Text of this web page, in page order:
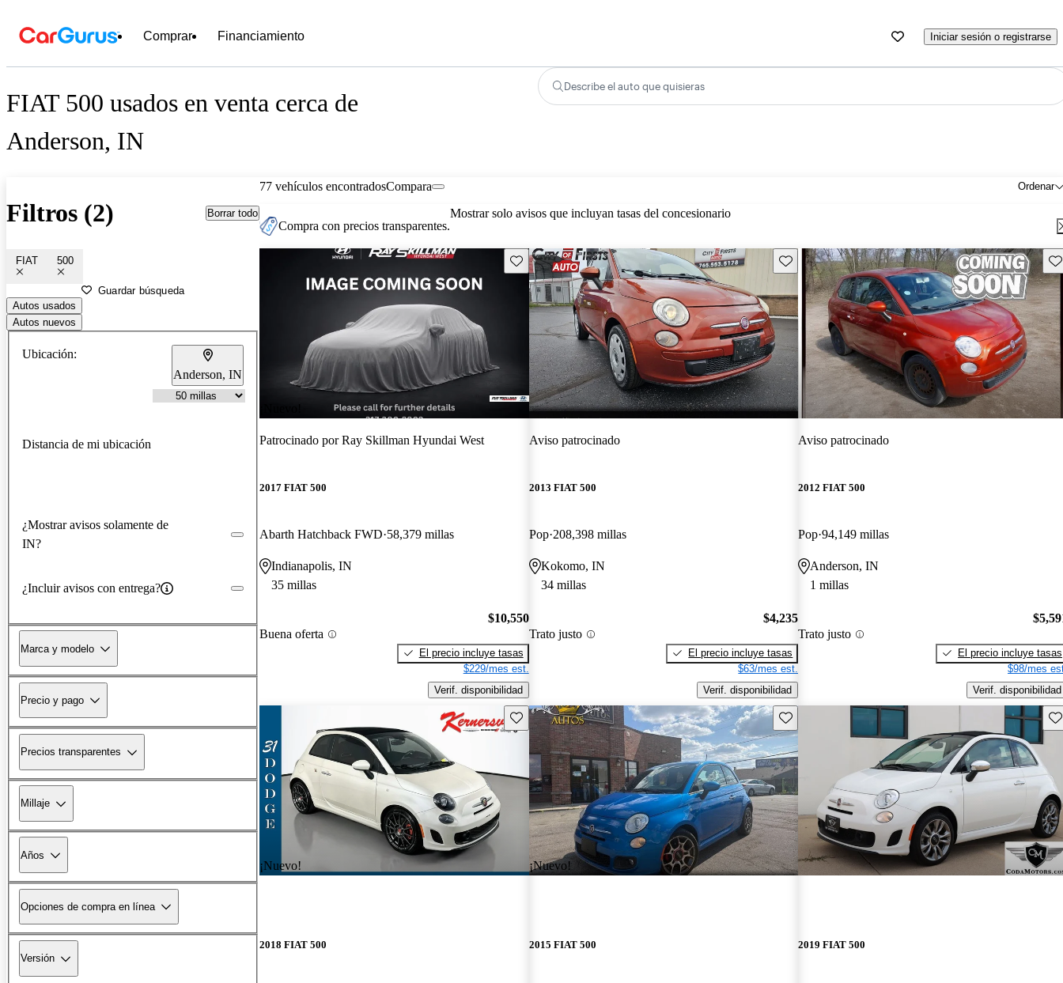
Comprar Financiamiento Iniciar sesión o registrarse
FIAT 500 usados en venta cerca de
Anderson, IN
Describe el auto que quisieras
Filtros (2) Borrar todo
FIAT 500
Guardar búsqueda
Autos usados
Autos nuevos
Ubicación:
Anderson, IN
Distancia de mi ubicación
¿Mostrar avisos solamente de
IN?
¿Incluir avisos con entrega?
Marca y modelo
Precio y pago
Precios transparentes
Millaje
Años
Opciones de compra en línea
Versión
77 vehículos encontrados Ordenar
Compara
Compra con precios transparentes.
Mostrar solo avisos que incluyan tasas del concesionario
Guarda este Aviso
Patrocinado porRay Skillman Hyundai West
2017 FIAT 500
Abarth Hatchback FWD 58,379 millas
Indianapolis, IN
35 millas
Buena oferta
$10,550
El precio incluye tasas
$229/mes est.
Verif. disponibilidad
Guarda este Aviso
Aviso patrocinado
2013 FIAT 500
Pop 208,398 millas
Kokomo, IN
34 millas
Trato justo
$4,235
El precio incluye tasas
$63/mes est.
Verif. disponibilidad
Aviso patrocinado
2012 FIAT 500
Pop 94,149 millas
Anderson, IN
1 millas
Trato justo
El precio incluye tasas
$98/mes
Verif. disponibilidad
¡Nuevo!
Guarda este Aviso
2018 FIAT 500
¡Nuevo!
Guarda este Aviso
2015 FIAT 500 2019 FIAT 500